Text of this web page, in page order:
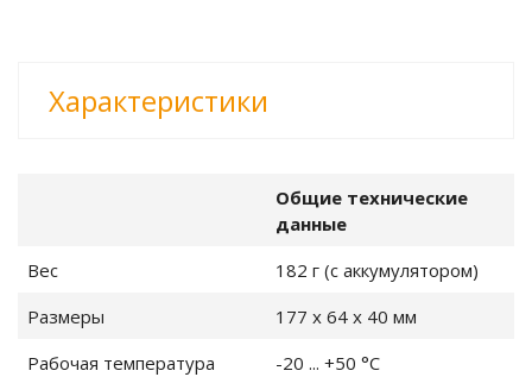
Характеристики
Общие технические
данные
Вес
182 г (с аккумулятором)
Размеры
177 x 64 x 40 мм
Рабочая температура
-20 ... +50 °C